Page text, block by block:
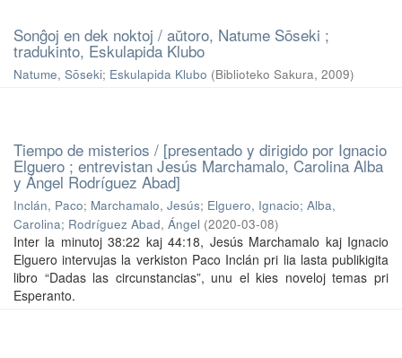
Sonĝoj en dek noktoj / aŭtoro, Natume Sōseki ;
tradukinto, Eskulapida Klubo
Natume, Sōseki; Eskulapida Klubo (Biblioteko Sakura, 2009)
Tiempo de misterios / [presentado y dirigido por Ignacio
Elguero ; entrevistan Jesús Marchamalo, Carolina Alba
y Ángel Rodríguez Abad]
Inclán, Paco; Marchamalo, Jesús; Elguero, Ignacio; Alba,
Carolina; Rodríguez Abad, Ángel (2020-03-08)
Inter la minutoj 38:22 kaj 44:18, Jesús Marchamalo kaj Ignacio
Elguero intervujas la verkiston Paco Inclán pri lia lasta publikigita
libro “Dadas las circunstancias”, unu el kies noveloj temas pri
Esperanto.